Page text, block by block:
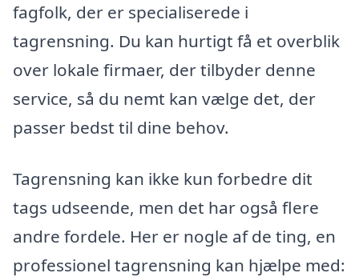
fagfolk, der er specialiserede i
tagrensning. Du kan hurtigt få et overblik
over lokale firmaer, der tilbyder denne
service, så du nemt kan vælge det, der
passer bedst til dine behov.
Tagrensning kan ikke kun forbedre dit
tags udseende, men det har også flere
andre fordele. Her er nogle af de ting, en
professionel tagrensning kan hjælpe med: